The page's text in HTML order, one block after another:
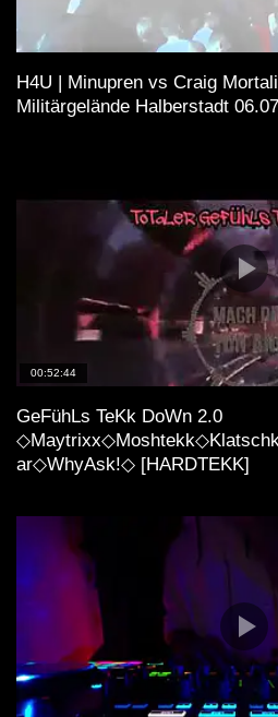
H4U | Minupren vs Craig
Militärgelände Halberstadt
00:52:44
GeFühLs TeKk DoWn 2.0
ar◇WhyAsk!◇ [HARDTEKK]